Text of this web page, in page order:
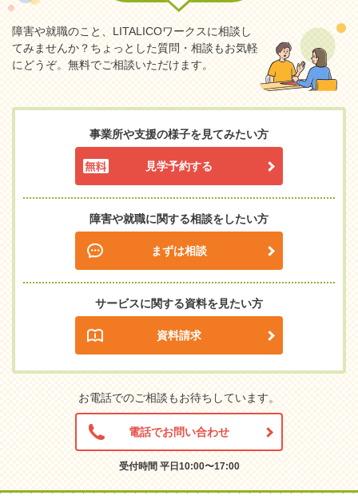
障害や就職のこと、LITALICOワークスに相談し
てみませんか？ちょっとした質問・相談もお気軽
にどうぞ。無料でご相談いただけます。
事業所や支援の様子を見てみたい方
見学予約する
障害や就職に関する相談をしたい方
まずは相談
サービスに関する資料を見たい方
資料請求
お電話でのご相談もお待ちしています。
電話でお問い合わせ
受付時間 平日10:00〜17:00